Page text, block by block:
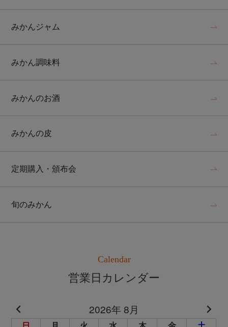
みかんジャム
みかん調味料
みかんのお酒
みかんの皮
定期購入・頒布会
旬のみかん
Calendar
営業日カレンダー